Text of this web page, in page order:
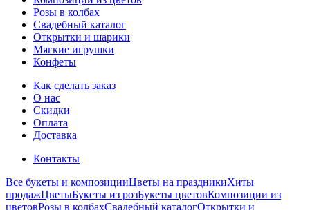
Розы в колбах
Свадебный каталог
Открытки и шарики
Мягкие игрушки
Конфеты
Как сделать заказ
О нас
Скидки
Оплата
Доставка
Контакты
Все букеты и композицииЦветы на праздникиХиты
продажЦветыБукеты из розБукеты цветовКомпозиции из
цветовРозы в колбахСвадебный каталогОткрытки и